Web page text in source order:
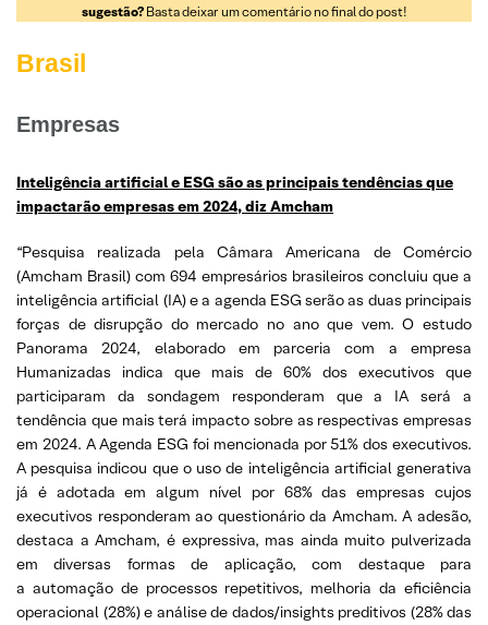
sugestão?Basta deixar um comentário no final do post!
Brasil
Empresas
Inteligência artificial e ESG são as principais tendências que
impactarão empresas em 2024, diz Amcham
“Pesquisa realizada pela Câmara Americana de Comércio
(Amcham Brasil) com 694 empresários brasileiros concluiu que a
inteligência artificial (IA) e a agenda ESG serão as duas principais
forças de disrupção do mercado no ano que vem. O estudo
Panorama 2024, elaborado em parceria com a empresa
Humanizadas indica que mais de 60% dos executivos que
participaram da sondagem responderam que a IA será a
tendência que mais terá impacto sobre as respectivas empresas
em 2024. A Agenda ESG foi mencionada por 51% dos executivos.
A pesquisa indicou que o uso de inteligência artificial generativa
já é adotada em algum nível por 68% das empresas cujos
executivos responderam ao questionário da Amcham. A adesão,
destaca a Amcham, é expressiva, mas ainda muito pulverizada
em diversas formas de aplicação, com destaque para
a automação de processos repetitivos, melhoria da eficiência
operacional (28%) e análise de dados/insights preditivos (28% das